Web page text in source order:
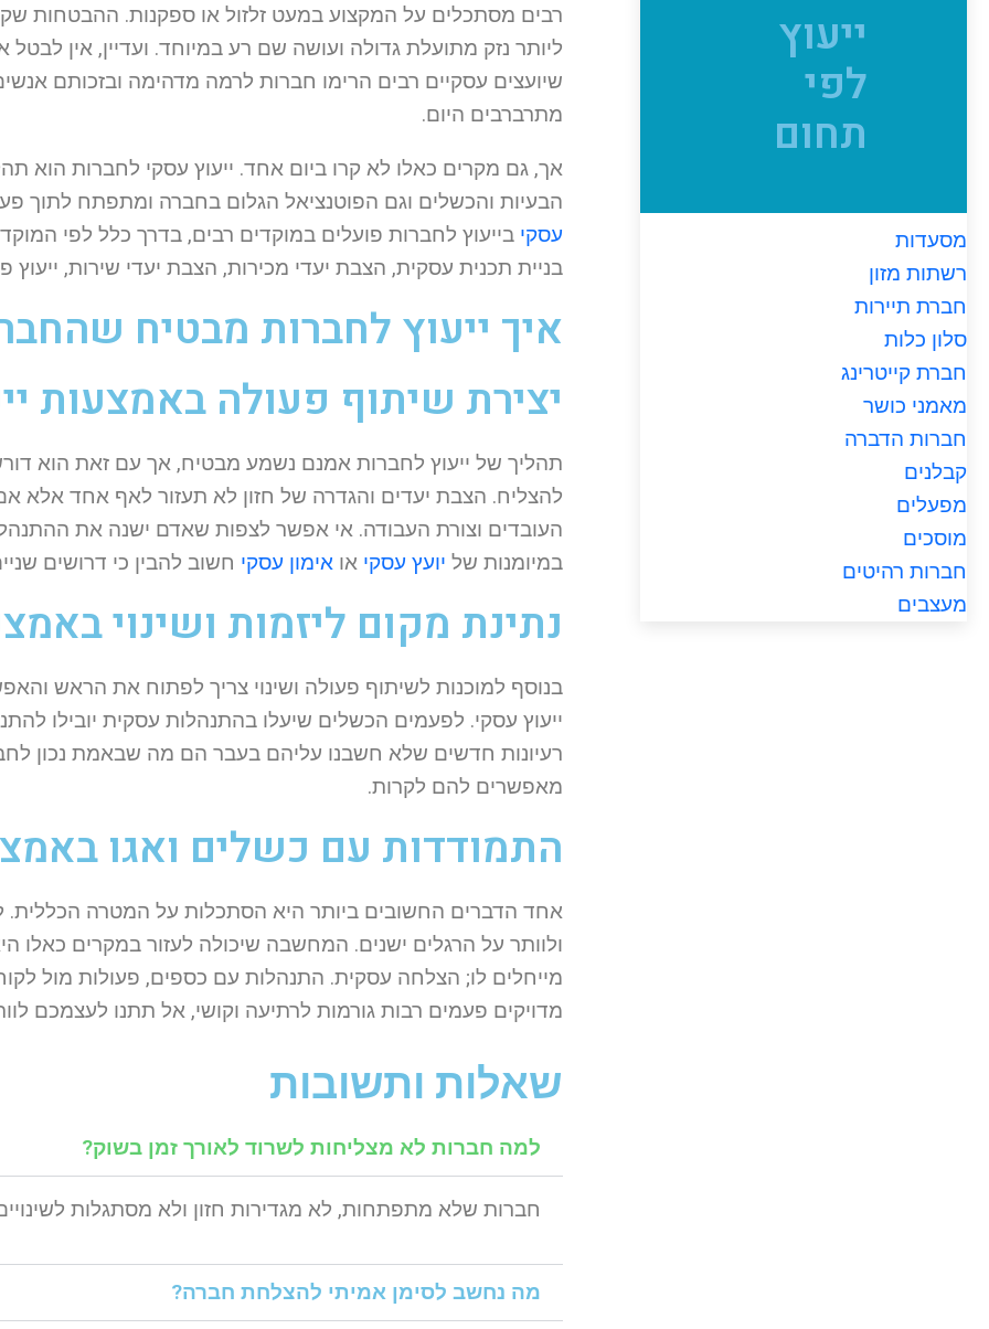
ייעוץ
לפי
תחום
מסעדות
רשתות מזון
חברת תיירות
סלון כלות
חברת קייטרינג
מאמני כושר
חברות הדברה
קבלנים
מפעלים
מוסכים
חברות רהיטים
מעצבים
רבים מסתכלים על המקצוע במעט זלזול או ספקנות. ההבטחות
ליותר נזק מתועלת גדולה ועושה שם רע במיוחד. ועדיין, אין
שיועצים עסקיים רבים הרימו חברות לרמה מדהימה ובזכותם
מתרברבים היום.
אך, גם מקרים כאלו לא קרו ביום אחד. ייעוץ עסקי לחברות הוא
הבעיות והכשלים וגם הפוטנציאל הגלום בחברה ומתפתח לתוך
עסקי בייעוץ לחברות פועלים במוקדים רבים, בדרך כלל לפי
בניית תכנית עסקית, הצבת יעדי מכירות, הצבת יעדי שירות, ייעוץ
איך ייעוץ לחברות מבטיח
יצירת שיתוף פעולה באמצעות
תהליך של ייעוץ לחברות אמנם נשמע מבטיח, אך עם זאת הוא
להצליח. הצבת יעדים והגדרה של חזון לא תעזור לאף אחד אלא
העובדים וצורת העבודה. אי אפשר לצפות שאדם ישנה את
במיומנות של יועץ עסקי אואימון עסקי חשוב להבין כי דרושים
נתינת מקום ליזמות ושינוי
בנוסף למוכנות לשיתוף פעולה ושינוי צריך לפתוח את הראש
ייעוץ עסקי. לפעמים הכשלים שיעלו בהתנהלות עסקית יובילו
רעיונות חדשים שלא חשבנו עליהם בעבר הם מה שבאמת נכון
מאפשרים להם לקרות.
התמודדות עם כשלים ואגו
אחד הדברים החשובים ביותר היא הסתכלות על המטרה הכללית.
ולוותר על הרגלים ישנים. המחשבה שיכולה לעזור במקרים
מייחלים לו; הצלחה עסקית. התנהלות עם כספים, פעולות מול
מדויקים פעמים רבות גורמות לרתיעה וקושי, אל תתנו לעצמכם
שאלות ותשובות
למה חברות לא מצליחות לשרוד לאורך זמן בשוק?
חברות שלא מתפתחות, לא מגדירות חזון ולא מסתגלות
מה נחשב לסימן אמיתי להצלחת חברה?